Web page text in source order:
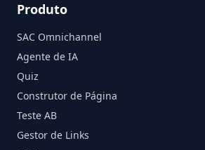
Produto
SAC Omnichannel
Agente de IA
Quiz
Construtor de Página
Teste AB
Gestor de Links